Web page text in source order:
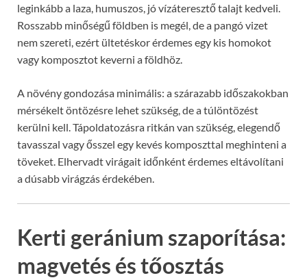
leginkább a laza, humuszos, jó vízáteresztő talajt kedveli.
Rosszabb minőségű földben is megél, de a pangó vizet
nem szereti, ezért ültetéskor érdemes egy kis homokot
vagy komposztot keverni a földhöz.
A növény gondozása minimális: a szárazabb időszakokban
mérsékelt öntözésre lehet szükség, de a túlöntözést
kerülni kell. Tápoldatozásra ritkán van szükség, elegendő
tavasszal vagy ősszel egy kevés komposzttal meghinteni a
töveket. Elhervadt virágait időnként érdemes eltávolítani
a dúsabb virágzás érdekében.
Kerti geránium szaporítása:
magvetés és tőosztás